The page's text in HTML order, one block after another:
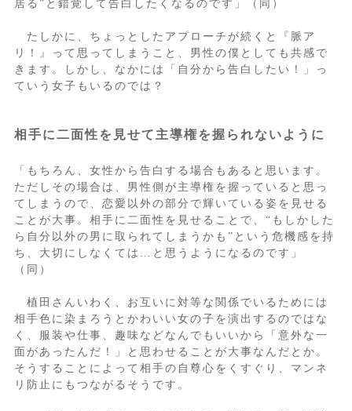
居る”と錯覚して告白したくなるのです」（同）
たしかに、ちょっとしたアプローチが続くと『脈ア
リ！』って思ってしまうこと、男性の僕としても共感で
きます。しかし、なかには「自分から告白したい！」っ
ていう女子もいるのでは？
相手に二面性を見せて主導権を握られないように
「もちろん、女性から告白する場合もあると思います。
ただしその場合は、男性側が主導権を握っていると思っ
てしまうので、恋愛以外の部分で輝いている姿を見せる
ことが大事。相手に二面性を見せることで、“もしかした
ら自分以外の男に取られてしまうかも”という危機感を持
ち、大切にしなくては…と思うようになるのです」
（同）
植田さんいわく、お互いに対等な関係でいるためには
相手色に染まろうとかわいい女の子を演出するのではな
く、服装や仕事、趣味などなんでもいいから「意外な一
面があったんだ！」と思わせることが大事なんだとか。
そうすることによって相手の自尊心をくすぐり、マンネ
リ防止にもつながるそうです。